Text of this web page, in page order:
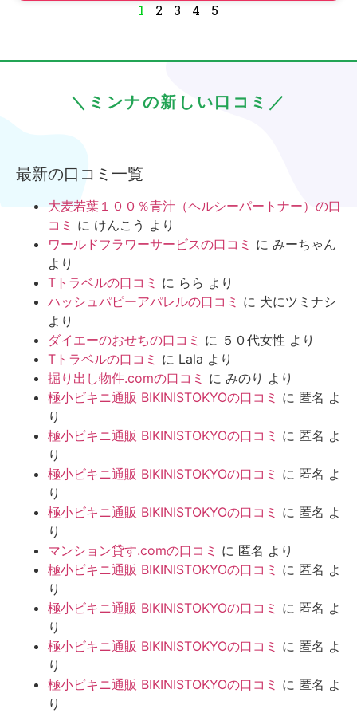
1 2 3 4 5
＼ミンナの新しい口コミ／
最新の口コミ一覧
大麦若葉１００％青汁（ヘルシーパートナー）の口
コミ に けんこう より
ワールドフラワーサービスの口コミ に みーちゃん
より
Tトラベルの口コミ に らら より
ハッシュパピーアパレルの口コミ に 犬にツミナシ
より
ダイエーのおせちの口コミ に ５０代女性 より
Tトラベルの口コミ に Lala より
掘り出し物件.comの口コミ に みのり より
極小ビキニ通販 BIKINISTOKYOの口コミ に 匿名 よ
り
極小ビキニ通販 BIKINISTOKYOの口コミ に 匿名 よ
り
極小ビキニ通販 BIKINISTOKYOの口コミ に 匿名 よ
り
極小ビキニ通販 BIKINISTOKYOの口コミ に 匿名 よ
り
マンション貸す.comの口コミ に 匿名 より
極小ビキニ通販 BIKINISTOKYOの口コミ に 匿名 よ
り
極小ビキニ通販 BIKINISTOKYOの口コミ に 匿名 よ
り
極小ビキニ通販 BIKINISTOKYOの口コミ に 匿名 よ
り
極小ビキニ通販 BIKINISTOKYOの口コミ に 匿名 よ
り